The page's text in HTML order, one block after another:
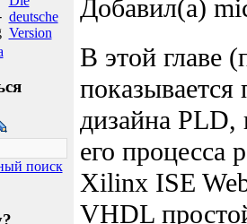
deutsche
Version
поиск
Добавил(а)
В этой главе
показывается
дизайна PLD,
его процесса
Xilinx ISE
VHDL